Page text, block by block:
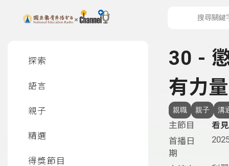
上方功能區塊
探索
語言
親子
精選
得獎節目
30 -
有力量
親職 親子 溝
主節目
看
首播日
期